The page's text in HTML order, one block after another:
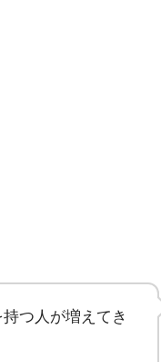
つ人が増えてき